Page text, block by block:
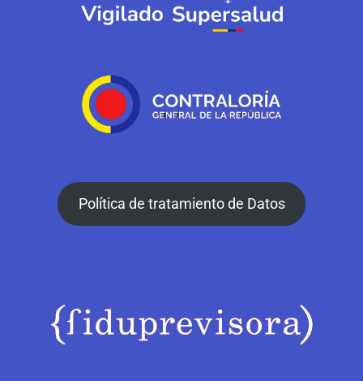
Política de tratamiento de Datos